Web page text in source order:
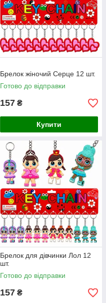
Брелок жіночий Серце 12 шт.
Готово до відправки
157 ₴
Купити
Брелок для дівчинки Лол 12
шт.
Готово до відправки
157 ₴